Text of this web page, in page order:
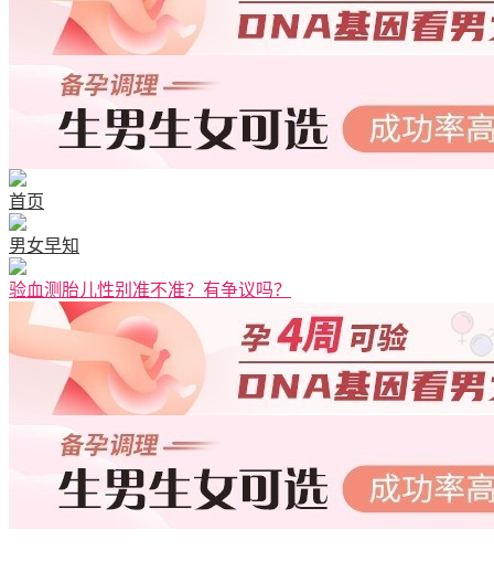
首页
男女早知
验血测胎儿性别准不准？有争议吗？